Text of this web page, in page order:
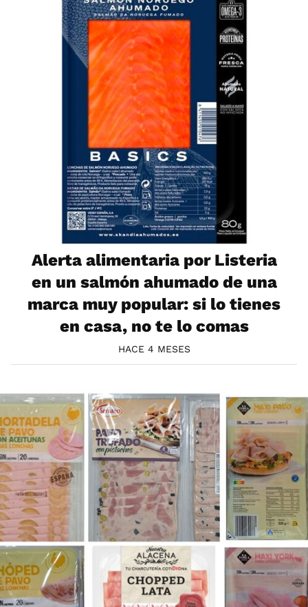
Alerta alimentaria por Listeria
en un salmón ahumado de una
marca muy popular: si lo tienes
en casa, no te lo comas
HACE 4 MESES